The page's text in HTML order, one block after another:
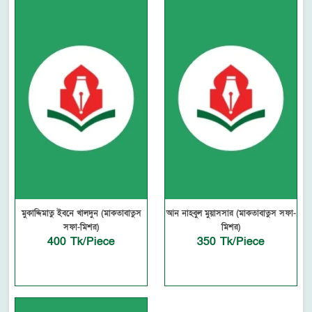
মুকাদ্দিমাতু ইবনে খালদুন (মাকতাবাতুস
সফা-মিশর)
400 Tk/Piece
আন নাহবুল মুয়াসসার (মাকতাবাতুস সফা-
মিশর)
350 Tk/Piece